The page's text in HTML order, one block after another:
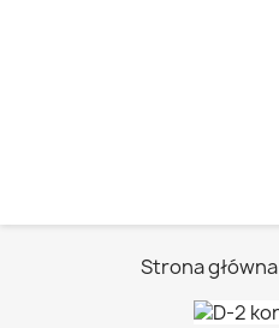
Strona główna